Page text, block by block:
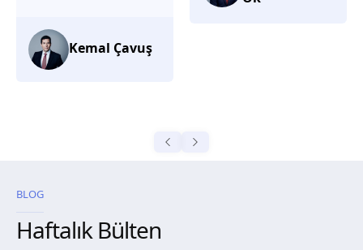
BLOG
Haftalık Bülten